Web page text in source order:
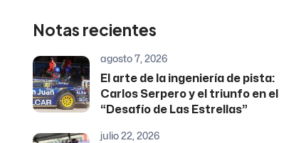
Notas recientes
agosto 7, 2026
El arte de la ingeniería de pista:
Carlos Serpero y el triunfo en el
“Desafío de Las Estrellas”
julio 22, 2026